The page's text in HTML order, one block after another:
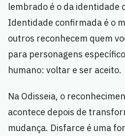
lembrado é o da identidade
Identidade confirmada é o
outros reconhecem quem
para personagens
humano: voltar e ser aceito.
Na Odisseia, o
acontece depois de
mudança. Disfarce é uma